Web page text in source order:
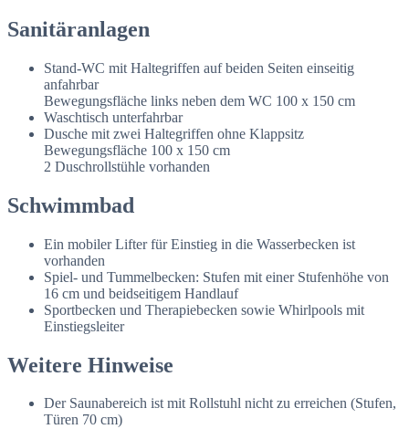
Sanitäranlagen
Stand-WC mit Haltegriffen auf beiden Seiten einseitig
anfahrbar
Bewegungsfläche links neben dem WC 100 x 150 cm
Waschtisch unterfahrbar
Dusche mit zwei Haltegriffen ohne Klappsitz
Bewegungsfläche 100 x 150 cm
2 Duschrollstühle vorhanden
Schwimmbad
Ein mobiler Lifter für Einstieg in die Wasserbecken ist
vorhanden
Spiel- und Tummelbecken: Stufen mit einer Stufenhöhe von
16 cm und beidseitigem Handlauf
Sportbecken und Therapiebecken sowie Whirlpools mit
Einstiegsleiter
Weitere Hinweise
Der Saunabereich ist mit Rollstuhl nicht zu erreichen (Stufen,
Türen 70 cm)